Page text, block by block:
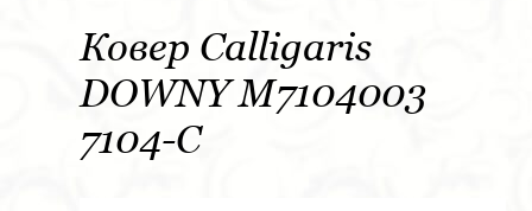
Ковер Calligaris
DOWNY M7104003
7104-C